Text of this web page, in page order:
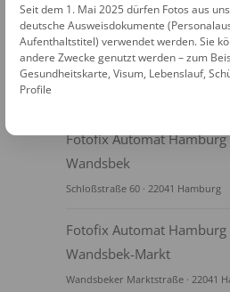
FOTOAUTOMATEN
Fotofix Automat Hamburg
Fotofix Automat
Wandsbek
Schloßstraße 60 · 22041 Hamburg
Fotofix Automat Hamburg
Wandsbek-Markt
Wandsbeker Marktstraße · 22041
Seit dem 1. Mai 2025 dürfen Fotos aus
deutsche Ausweisdokumente
Aufenthaltstitel) verwendet werden. Sie
andere Zwecke genutzt werden – zum
Gesundheitskarte, Visum, Lebenslauf,
Profile